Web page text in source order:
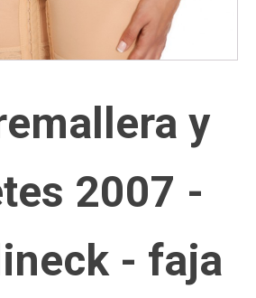
y
2007 -
- faja